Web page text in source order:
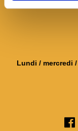
Lundi / mercredi